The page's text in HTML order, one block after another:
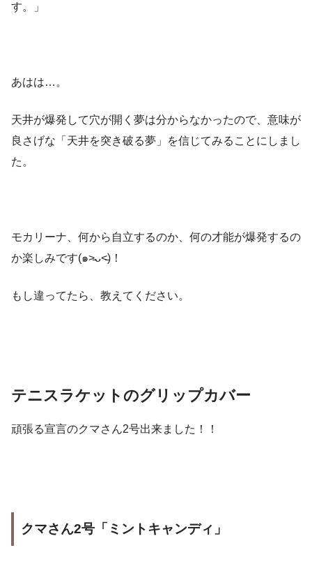
す。」
あはは…。
天井が爆発して穴が開く夢は分からなかったので、意味が
良さげな「天井を突き破る夢」を信じてみることにしまし
た。
モカリーナ、何から自立するのか、何の才能が爆発するの
か楽しみです(๑˃̵ᴗ˂̵)！
もし違ってたら、教えてください。
テニスラケットのグリップカバー
頑張る宣言のクマさん2号出来ました！！
クマさん2号「ミントキャンディ」